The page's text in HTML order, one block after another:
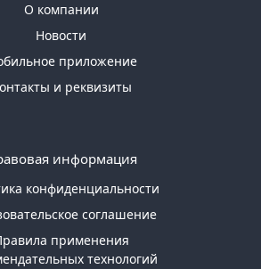
О компании
Новости
приложение
и реквизиты
информация
конфиденциальности
соглашение
применения
технологий